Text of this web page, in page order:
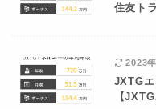
住友ト
2023
JXTGエ
【